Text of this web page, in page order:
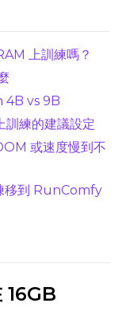
Accumulation
Rate
上訓練嗎？
4B vs 9B
訓練的建議設定
或速度慢到不
移到 RunComfy
16GB